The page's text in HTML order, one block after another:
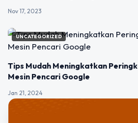
Nov 17, 2023
UNCATEGORIZED
Tips Mudah Meningkatkan
Mesin Pencari Google
Jan 21, 2024